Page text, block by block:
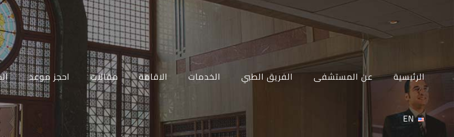
content
الرئيسية
عن المستشفى الفريق الطبي الخدمات الاقامة مقالات احجز موعد
EN